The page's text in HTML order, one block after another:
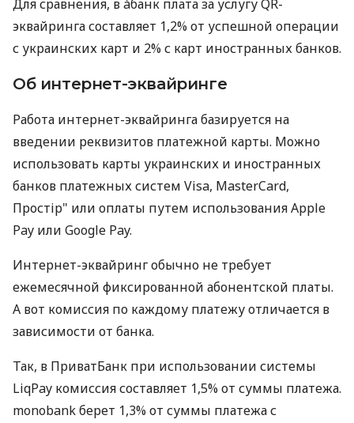
Для сравнения, в àбанк плата за услугу QR-
эквайринга составляет 1,2% от успешной операции
с украинских карт и 2% с карт иностранных банков.
Об интернет-эквайринге
Работа интернет-эквайринга базируется на
введении реквизитов платежной карты. Можно
использовать карты украинских и иностранных
банков платежных систем Visa, MasterCard,
Простір" или оплаты путем использования Apple
Pay или Google Pay.
Интернет-эквайринг обычно не требует
ежемесячной фиксированной абонентской платы.
А вот комиссия по каждому платежу отличается в
зависимости от банка.
Так, в ПриватБанк при использовании системы
LiqPay комиссия составляет 1,5% от суммы платежа.
monobank берет 1,3% от суммы платежа с